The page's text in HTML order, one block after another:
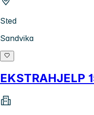
Sted
Sandvika
EKSTRAHJELP